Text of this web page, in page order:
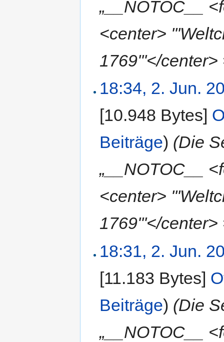
„__NOTOC__
<center>
1769'''</
18:34, 2. Jun.
[10.948 Bytes]
Beiträge) (Die
„__NOTOC__
<center>
1769'''</
18:31, 2. Jun.
[11.183 Bytes]
Beiträge) (Die
„__NOTOC__